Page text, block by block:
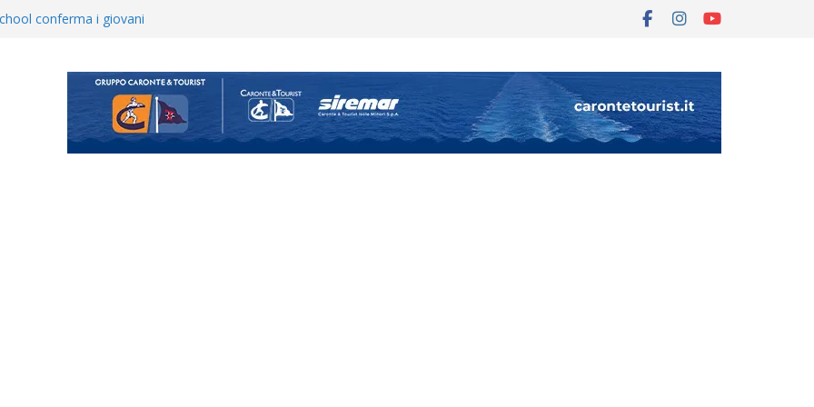
non molla: “Pronti a
annuncia il brasiliano Vinicius
il progetto Messina. “La
ma non chi siamo”